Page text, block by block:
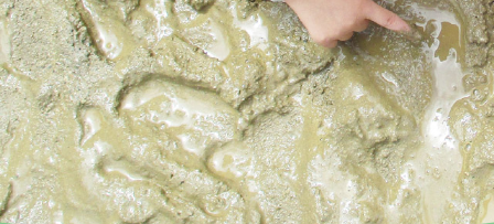
「
コ
ニ
コ
申
込